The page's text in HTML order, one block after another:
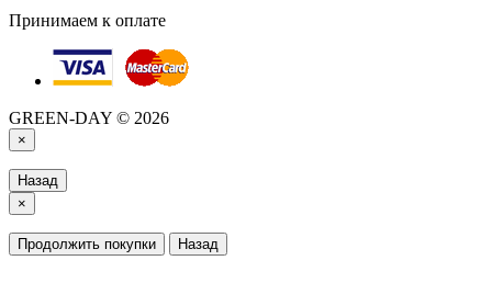
Принимаем к оплате
GREEN-DAY © 2026
×
Назад
×
Продолжить покупки Назад